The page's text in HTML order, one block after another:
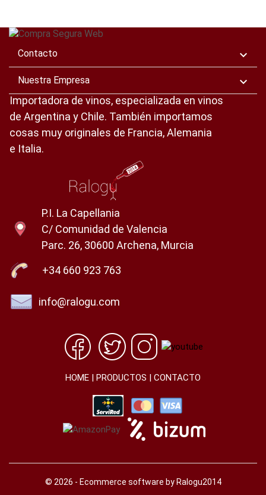
Contacto 
Nuestra Empresa 
Importadora de vinos, especializada en vinos
de Argentina y Chile. También importamos
cosas muy originales de Francia, Alemania
e Italia.
P.I. La Capellania
C/ Comunidad de Valencia
Parc. 26, 30600 Archena, Murcia
+34 660 923 763
info@ralogu.com
HOME | PRODUCTOS | CONTACTO
© 2026 - Ecommerce software by Ralogu2014